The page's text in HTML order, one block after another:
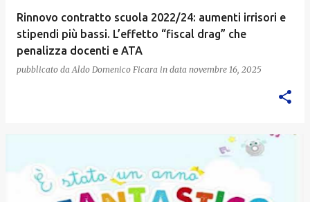
Rinnovo contratto scuola 2022/24: aumenti irrisori e
stipendi più bassi. L’effetto “fiscal drag” che
penalizza docenti e ATA
pubblicato da Aldo Domenico Ficara in data novembre 16, 2025